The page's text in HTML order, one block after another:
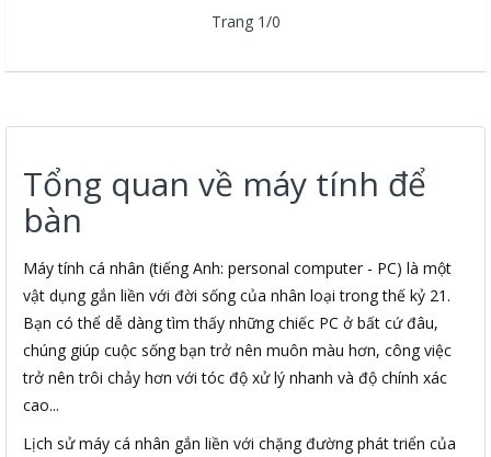
Trang 1/0
Tổng quan về máy tính để
bàn
Máy tính cá nhân (tiếng Anh: personal computer - PC) là một
vật dụng gắn liền với đời sống của nhân loại trong thế kỷ 21.
Bạn có thể dễ dàng tìm thấy những chiếc PC ở bất cứ đâu,
chúng giúp cuộc sống bạn trở nên muôn màu hơn, công việc
trở nên trôi chảy hơn với tóc độ xử lý nhanh và độ chính xác
cao...
Lịch sử máy cá nhân gắn liền với chặng đường phát triển của